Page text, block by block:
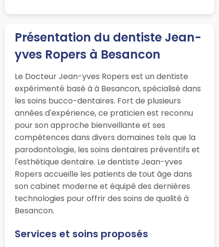
Présentation du dentiste Jean-
yves Ropers à Besancon
Le Docteur Jean-yves Ropers est un dentiste
expérimenté basé à à Besancon, spécialisé dans
les soins bucco-dentaires. Fort de plusieurs
années d'expérience, ce praticien est reconnu
pour son approche bienveillante et ses
compétences dans divers domaines tels que la
parodontologie, les soins dentaires préventifs et
l'esthétique dentaire. Le dentiste Jean-yves
Ropers accueille les patients de tout âge dans
son cabinet moderne et équipé des dernières
technologies pour offrir des soins de qualité à
Besancon.
Services et soins proposés